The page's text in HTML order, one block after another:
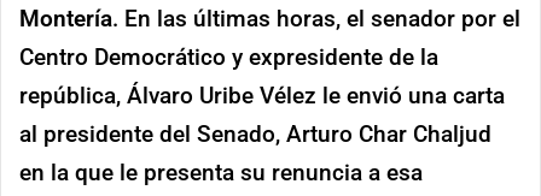
Montería. En las últimas horas, el senador por el
Centro Democrático y expresidente de la
república, Álvaro Uribe Vélez le envió una carta
al presidente del Senado, Arturo Char Chaljud
en la que le presenta su renuncia a esa